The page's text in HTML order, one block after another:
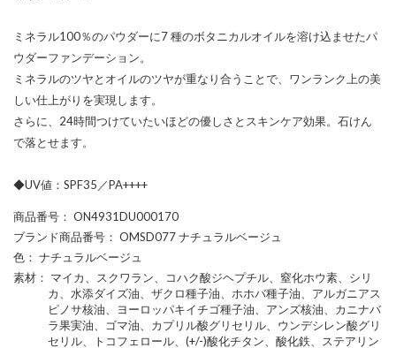
ミネラル100％のパウダーに7 種のボタニカルオイルを溶け込ませたパ
ウダーファンデーション。
ミネラルのツヤとオイルのツヤが重なり合うことで、ワンランク上の美
しい仕上がりを実現します。
さらに、24時間つけていたいほどの優しさとスキンケア効果。石けん
で落とせます。
◆UV値：SPF35／PA++++
商品番号 ： ON4931DU000170
ブランド商品番号 ： OMSD077 ナチュラルベージュ
色 ： ナチュラルベージュ
素材 ： マイカ、スクワラン、コハク酸ジヘプチル、窒化ホウ素、シリ
カ、水添ダイズ油、ザクロ種子油、ホホバ種子油、アルガニアス
ピノサ核油、ヨーロッパキイチゴ種子油、アンズ核油、カニナバ
ラ果実油、ゴマ油、カプリル酸グリセリル、ウンデシレン酸グリ
セリル、トコフェロール、(+/-)酸化チタン、酸化鉄、ステアリン